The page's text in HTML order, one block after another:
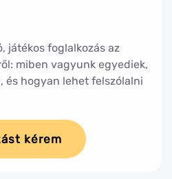
játékos foglalkozás az
miben vagyunk egyediek,
és hogyan lehet felszólalni
kérem